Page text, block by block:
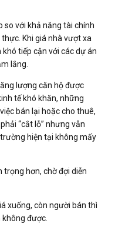
so với khả năng tài chính
Khi giá nhà vượt xa
tiếp cận với các dự án
lắng.
lượng căn hộ được
tế khó khăn, những
bán lại hoặc cho thuê,
“cắt lỗ” nhưng vẫn
hiện tại không mấy
hơn, chờ đợi diễn
xuống, còn người bán thì
được.